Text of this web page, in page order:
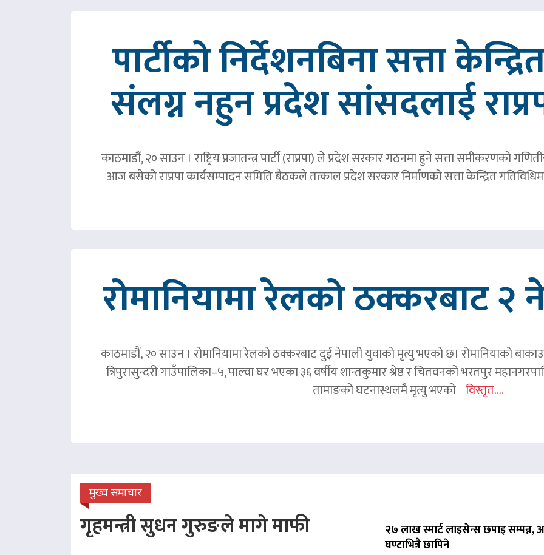
पार्टीको निर्देशनबिना सत्ता
संलग्न नहुन प्रदेश सांसदलाई
काठमाडौं, २० साउन । राष्ट्रिय प्रजातन्त्र पार्टी (राप्रपा) ले प्रदेश सरकार गठनमा हुने सत्ता समीकरणको
आज बसेको राप्रपा कार्यसम्पादन समिति बैठकले तत्काल प्रदेश सरकार निर्माणको सत्ता केन्द्रित
रोमानियामा रेलको ठक्करबाट २
काठमाडौं, २० साउन । रोमानियामा रेलको ठक्करबाट दुई नेपाली युवाको मृत्यु भएको छ। रोमानियाको
त्रिपुरासुन्दरी गाउँपालिका–५, पाल्वा घर भएका ३६ वर्षीय शान्तकुमार श्रेष्ठ र चितवनको भरतपुर
तामाङको घटनास्थलमै मृत्यु भएको विस्तृत....
मुख्य समाचार
गृहमन्त्री सुधन गुरुङले मागे माफी
२७ लाख स्मार्ट लाइसेन्स छपाइ सम्पन्न,
घण्टाभित्रै छापिने